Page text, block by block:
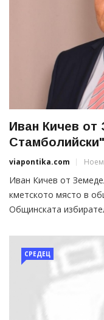
Иван Кичев
viapontika.com
Иван Кичев от
кметското място в
Общинската
СРЕДЕЦ